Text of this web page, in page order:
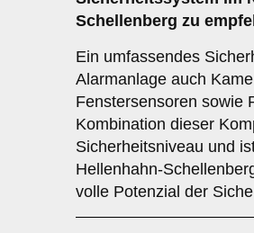
Schellenberg zu
Ein umfassendes
Alarmanlage auch
Fenstersensoren sowie
Kombination dieser
Sicherheitsniveau und
Hellenhahn-
volle Potenzial der